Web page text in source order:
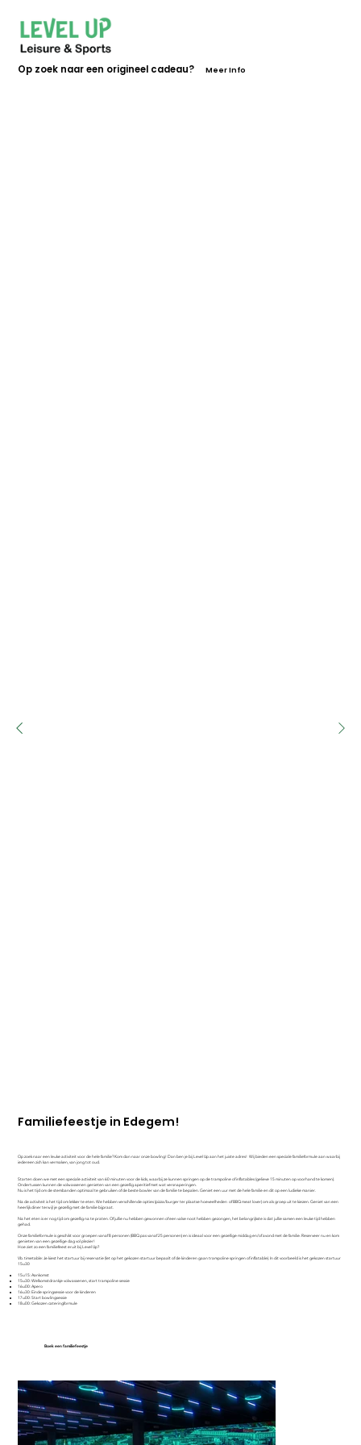
Op zoek naar een origineel cadeau? Meer Info
Familiefeestje in Edegem!
Op zoek naar een leuke activiteit voor de hele familie? Kom dan naar onze bowling! Dan ben je bij Level Up aan het juiste adres! Wij bieden een speciale familieformule aan waarbij
iedereen zich kan vermaken, van jong tot oud.
Starten doen we met een speciale activiteit van 60 minuten voor de kids, waarbij ze kunnen springen op de trampoline of inflatables (gelieve 15 minuten op voorhand te komen).
Ondertussen kunnen de volwassenen genieten van een gezellig aperitief met wat versnaperingen.
Nu is het tijd om de stembanden optimaal te gebruiken of de beste bowler van de familie te bepalen. Geniet een uur met de hele familie en dit op een ludieke manier.
Na de activiteit is het tijd om lekker te eten. We hebben verschillende opties (pizza/burger ter plaatse hoeveelheden of BBQ meat lover) om als groep uit te kiezen. Geniet van een
heerlijk diner terwijl je gezellig met de familie bijpraat.
Na het eten is er nog tijd om gezellig na te praten. Of jullie nu hebben gewonnen of een valse noot hebben gezongen, het belangrijkste is dat jullie samen een leuke tijd hebben
gehad.
Onze familieformule is geschikt voor groepen vanaf 8 personen (BBQ pas vanaf 25 personen) en is ideaal voor een gezellige middag en/of avond met de familie. Reserveer nu en kom
genieten van een gezellige dag vol plezier!
Hoe ziet zo een familiefeest eruit bij Level Up?
Vb. timetable: Je kiest het startuur bij reservatie (let op het gekozen startuur bepaalt of de kinderen gaan trampoline springen of inflatable). In dit voorbeeld is het gekozen startuur
15u30
15u15: Aankomst
15u30: Welkomstdrankje volwassenen, start trampoline sessie
16u00: Apero
16u30: Einde springsessie voor de kinderen
17u00: Start bowlingsessie
18u00: Gekozen cateringformule
Boek een familiefeestje